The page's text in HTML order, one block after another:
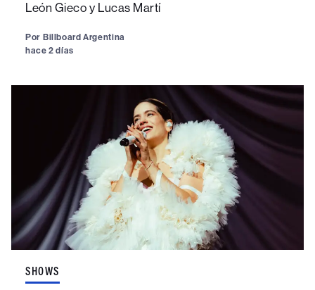
León Gieco y Lucas Martí
Por Billboard Argentina
hace 2 días
SHOWS